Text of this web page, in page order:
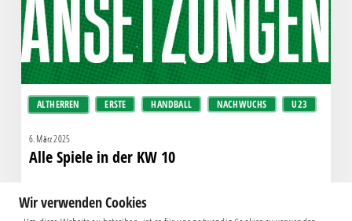
ALTHERREN ERSTE HANDBALL NACHWUCHS U23
6. März 2025
Alle Spiele in der KW 10
Wir verwenden Cookies